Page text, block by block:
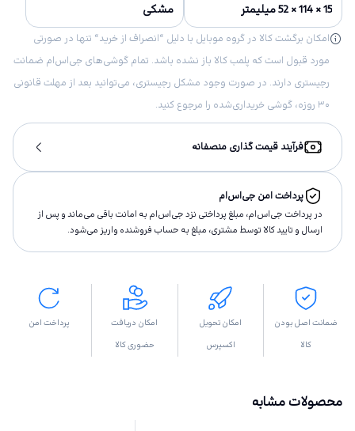
15 × 114 × 52 میلیمتر
مشکی
امکان برگشت کالا در گروه موبایل با دلیل “انصراف از خرید“ تنها در صورتی
مورد قبول است که پلمب کالا باز نشده باشد. تمام گوشی‌های جی‌اس‌ام ضمانت
رجیستری دارند. در صورت وجود مشکل رجیستری، می‌توانید بعد از مهلت قانونی
۳۰ روزه، گوشی خریداری‌شده را مرجوع کنید.
فرآیند قیمت گذاری منصفانه
پرداخت امن جی‌اس‌ام
در پرداخت جی‌اس‌ام، مبلغ پرداختى نزد جی‌اس‌ام به امانت باقى مى‌ماند و پس از
ارسال و تاييد كالا توسط مشتری، مبلغ به حساب فروشنده واريز مى‌شود.
ضمانت اصل بودن
کالا
امکان تحویل
اکسپرس
امکان دریافت
حضوری کالا
پرداخت امن
محصولات مشابه